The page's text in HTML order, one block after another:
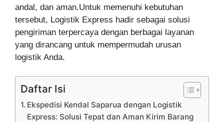
andal, dan aman.Untuk memenuhi kebutuhan
tersebut, Logistik Express hadir sebagai solusi
pengiriman terpercaya dengan berbagai layanan
yang dirancang untuk mempermudah urusan
logistik Anda.
Daftar Isi
Ekspedisi Kendal Saparua dengan Logistik
Express: Solusi Tepat dan Aman Kirim Barang